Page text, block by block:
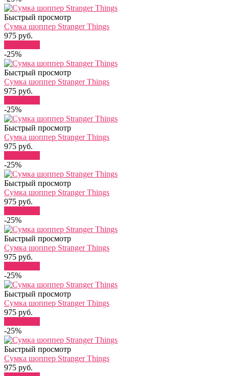
Быстрый просмотр
Сумка шоппер Stranger Things
975 руб.
-25%
Быстрый просмотр
Сумка шоппер Stranger Things
975 руб.
-25%
Быстрый просмотр
Сумка шоппер Stranger Things
975 руб.
-25%
Быстрый просмотр
Сумка шоппер Stranger Things
975 руб.
-25%
Быстрый просмотр
Сумка шоппер Stranger Things
975 руб.
-25%
Быстрый просмотр
Сумка шоппер Stranger Things
975 руб.
-25%
Быстрый просмотр
Сумка шоппер Stranger Things
975 руб.